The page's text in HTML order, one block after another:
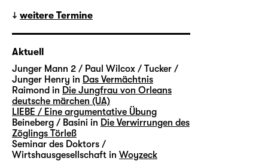
weitere Termine
Aktuell
Junger Mann 2 / Paul Wilcox / Tucker /
Junger Henry in Das Vermächtnis
Raimond in Die Jungfrau von Orleans
deutsche märchen (UA)
LIEBE / Eine argumentative Übung
Beineberg / Basini in Die Verwirrungen des
Zöglings Törleß
Seminar des Doktors /
Wirtshausgesellschaft in Woyzeck